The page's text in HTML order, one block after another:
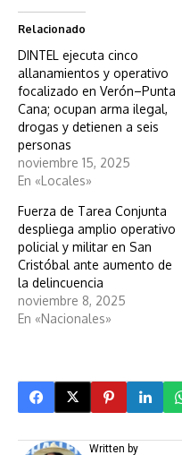
Relacionado
DINTEL ejecuta cinco
allanamientos y operativo
focalizado en Verón–Punta
Cana; ocupan arma ilegal,
drogas y detienen a seis
personas
noviembre 15, 2025
En «Locales»
Fuerza de Tarea Conjunta
despliega amplio operativo
policial y militar en San
Cristóbal ante aumento de
la delincuencia
noviembre 8, 2025
En «Nacionales»
Written by